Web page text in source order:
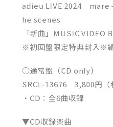
adieu LIVE 2024 mare
he scenes
「新曲」MUSIC
※初回盤限定特典封入※
○通常盤（CD only）
SRCL-13676 3,800円（
・CD：全6曲収録
▼CD収録楽曲